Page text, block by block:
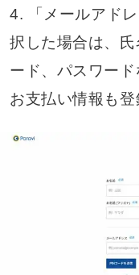
4. 「メールアド
択した場合は、
ード、パスワード
お支払い情報も登